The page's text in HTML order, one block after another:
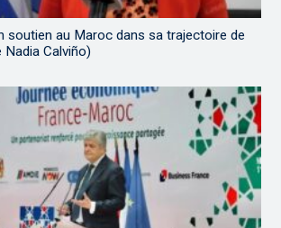
soutien au Maroc dans sa trajectoire de
Calviño)